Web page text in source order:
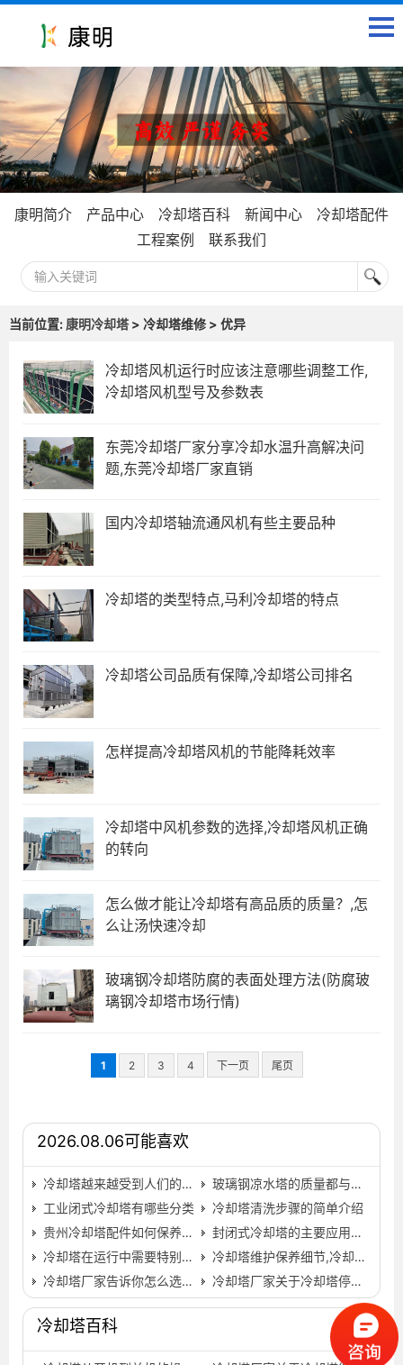
康明简介 产品中心 冷却塔百科 新闻中心
冷却塔配件
工程案例
联系我们
当前位置: 康明冷却塔> 冷却塔维修 > 优异
冷却塔风机运行时应该注意哪些调整工作,
冷却塔风机型号及参数表
东莞冷却塔厂家分享冷却水温升高解决问
题,东莞冷却塔厂家直销
国内冷却塔轴流通风机有些主要品种
冷却塔的类型特点,马利冷却塔的特点
冷却塔公司品质有保障,冷却塔公司排名
怎样提高冷却塔风机的节能降耗效率
冷却塔中风机参数的选择,冷却塔风机正确
的转向
怎么做才能让冷却塔有高品质的质量？,怎
么让汤快速冷却
玻璃钢冷却塔防腐的表面处理方法(防腐玻
璃钢冷却塔市场行情)
1 2 3 4 下一页 尾页
2026.08.06可能喜欢
冷却塔越来越受到人们的广泛使用
玻璃钢凉水塔的质量都与这些因素相关,玻璃钢凉水塔型号…
工业闭式冷却塔有哪些分类
冷却塔清洗步骤的简单介绍
贵州冷却塔配件如何保养及其特点,贵州冷却塔供应商…
封闭式冷却塔的主要应用特点有哪些？,封闭式冷却塔厂家排…
冷却塔在运行中需要特别注意的一些使用事项(冷却塔操作…
冷却塔维护保养细节,冷却塔的维护保养
冷却塔厂家告诉你怎么选择冷却塔的安装位置…
冷却塔厂家关于冷却塔停机的正确方法,冷生产冷却塔的厂…
冷却塔百科